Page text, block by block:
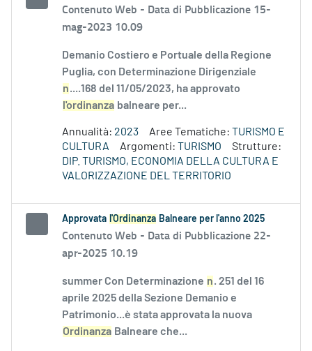
Contenuto Web - Data di Pubblicazione 15-
mag-2023 10.09
Demanio Costiero e Portuale della Regione
Puglia, con Determinazione Dirigenziale
n....168 del 11/05/2023, ha approvato
l'ordinanza balneare per...
Annualità: 2023 Aree Tematiche: TURISMO E
CULTURA
Argomenti: TURISMO
Strutture:
DIP. TURISMO, ECONOMIA DELLA CULTURA E
VALORIZZAZIONE DEL TERRITORIO
Approvata l'Ordinanza Balneare per l'anno 2025
Contenuto Web - Data di Pubblicazione 22-
apr-2025 10.19
summer Con Determinazione n. 251 del 16
aprile 2025 della Sezione Demanio e
Patrimonio...è stata approvata la nuova
Ordinanza Balneare che...